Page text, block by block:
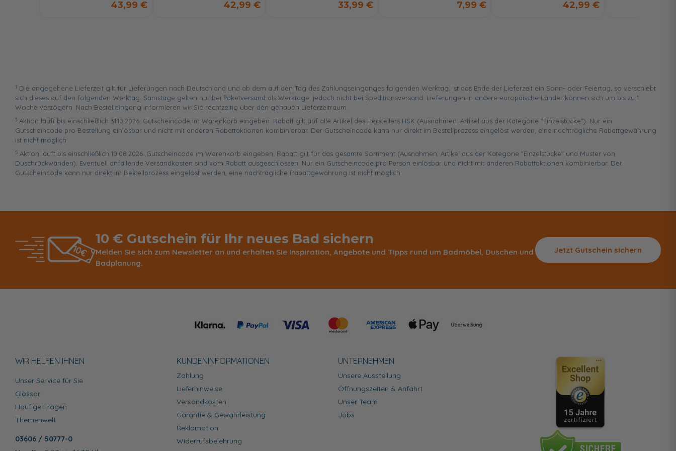
43,99 € 42,99 € 33,99 € 7,99 € 42,99 €
1 Die angegebene Lieferzeit gilt für Lieferungen nach Deutschland und ab dem auf den Tag des Zahlungseinganges folgenden Werktag. Ist das Ende der Lieferzeit ein Sonn- oder Feiertag, so verschiebt
sich dieses auf den folgenden Werktag. Samstage gelten nur bei Paketversand als Werktage, jedoch nicht bei Speditionsversand. Lieferungen in andere europäische Länder können sich um bis zu 1
Woche verzögern. Nach Bestelleingang informieren wir Sie rechtzeitig über den genauen Lieferzeitraum.
3 Aktion läuft bis einschließlich 31.10.2026. Gutscheincode im Warenkorb eingeben. Rabatt gilt auf alle Artikel des Herstellers HSK (Ausnahmen: Artikel aus der Kategorie "Einzelstücke"). Nur ein
Gutscheincode pro Bestellung einlösbar und nicht mit anderen Rabattaktionen kombinierbar. Der Gutscheincode kann nur direkt im Bestellprozess eingelöst werden, eine nachträgliche Rabattgewährung
ist nicht möglich.
5 Aktion läuft bis einschließlich 10.08.2026. Gutscheincode im Warenkorb eingeben. Rabatt gilt für das gesamte Sortiment (Ausnahmen: Artikel aus der Kategorie "Einzelstücke" und Muster von
Duschrückwänden). Eventuell anfallende Versandkosten sind vom Rabatt ausgeschlossen. Nur ein Gutscheincode pro Person einlösbar und nicht mit anderen Rabattaktionen kombinierbar. Der
Gutscheincode kann nur direkt im Bestellprozess eingelöst werden, eine nachträgliche Rabattgewährung ist nicht möglich.
10 € Gutschein für Ihr neues Bad sichern
Melden Sie sich zum Newsletter an und erhalten Sie Inspiration, Angebote und Tipps rund um Badmöbel, Duschen und
Badplanung.
Jetzt Gutschein sichern
WIR HELFEN IHNEN
Unser Service für Sie
Glossar
Häufige Fragen
Themenwelt
03606 / 50777-0
KUNDEN­INFORMATIONEN
Zahlung
Lieferhinweise
Versandkosten
Garantie & Gewährleistung
Reklamation
Widerrufsbelehrung
UNTERNEHMEN
Unsere Ausstellung
Öffnungszeiten & Anfahrt
Unser Team
Jobs